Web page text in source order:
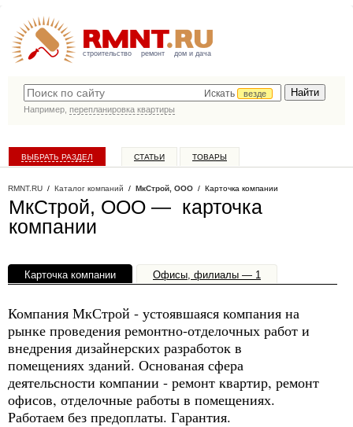
строительство ремонт дом и дача
Искать
везде
Например, перепланировка квартиры
ВЫБРАТЬ РАЗДЕЛ СТАТЬИ ТОВАРЫ
RMNT.RU / Каталог компаний / МкСтрой, ООО / Карточка компании
МкСтрой, ООО — карточка
компании
Карточка компании Офисы, филиалы — 1
Компания МкСтрой - устоявшаяся компания на
рынке проведения ремонтно-отделочных работ и
внедрения дизайнерских разработок в
помещениях зданий. Основаная сфера
деятельсности компании - ремонт квартир, ремонт
офисов, отделочные работы в помещениях.
Работаем без предоплаты. Гарантия.